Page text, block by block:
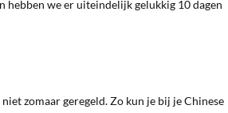
hebben we er uiteindelijk gelukkig 10 dagen
zomaar geregeld. Zo kun je bij je Chinese